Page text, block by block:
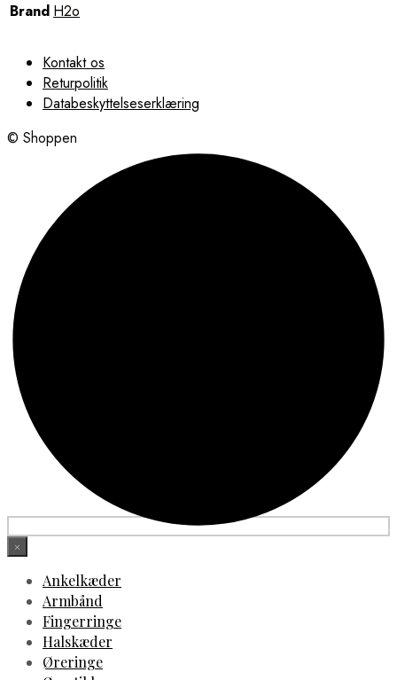
Brand H2o
Kontakt os
Returpolitik
Databeskyttelseserklæring
© Shoppen
×
Ankelkæder
Armbånd
Fingerringe
Halskæder
Øreringe